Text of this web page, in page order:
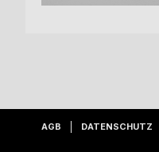
AGB DATENSCHUTZ